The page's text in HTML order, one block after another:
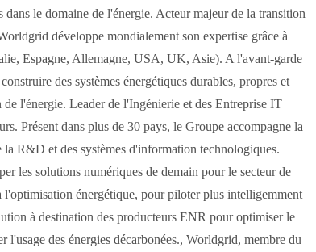
le domaine de l'énergie. Acteur majeur de la transition
développe mondialement son expertise grâce à
Espagne, Allemagne, USA, UK, Asie). A l'avant-garde
des systèmes énergétiques durables, propres et
l'énergie. Leader de l'Ingénierie et des Entreprise IT
Présent dans plus de 30 pays, le Groupe accompagne la
R&D et des systèmes d'information technologiques.
les solutions numériques de demain pour le secteur de
énergétique, pour piloter plus intelligemment
à destination des producteurs ENR pour optimiser le
des énergies décarbonées., Worldgrid, membre du